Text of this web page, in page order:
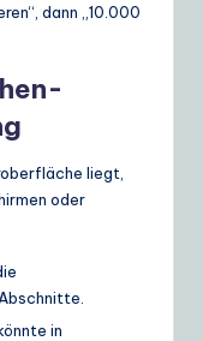
dann „10.000
liegt,
oder
in